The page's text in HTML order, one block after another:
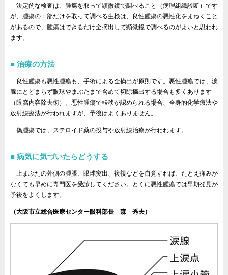
決定的な検査は、腫瘍を取って顕微鏡で調べること（病理組織診断）です
が、腫瘍の一部だけを取って調べる生検は、良性腫瘍の悪性化をまねくこと
があるので、腫瘍はできるだけ全摘出して顕微鏡で調べるのがよいと思われ
ます。
治療の方法
良性腫瘍も悪性腫瘍も、手術による全摘出が原則です。悪性腫瘍では、涙
腺にとどまらず眼球やまぶたまで含めて切除摘出する場合も多くあります
（眼窩内容除去術）。悪性腫瘍で転移が認められる場合、全身的化学療法や
放射線療法が行われますが、予後はよくありません。
偽腫瘍では、ステロイド薬の投与や放射線治療が行われます。
病気に気づいたらどうする
上まぶたの外側の腫脹、眼球突出、複視などを自覚すれば、たとえ痛みが
なくても早めに専門医を受診してください。とくに悪性腫瘍では早期発見が
予後をよくします。
（大阪市立総合医療センター眼科部長 森 秀夫）